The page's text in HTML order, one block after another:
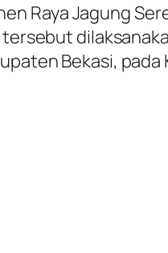
Raya Jagung
Bekasi, pada